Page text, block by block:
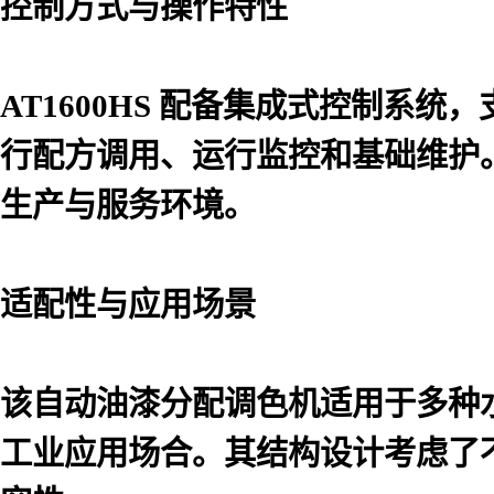
AT1600HS 配备集成式控制系统
行配方调用、运行监控和基础维
生产与服务环境。
适配性与应用场景
该自动油漆分配调色机适用于多
工业应用场合。其结构设计考虑